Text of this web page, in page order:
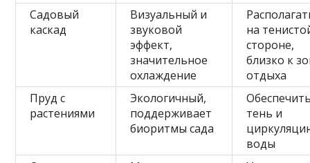
Садовый
каскад
Визуальный и
звуковой
эффект,
значительное
охлаждение
на
стороне,
близко к
отдыха
Пруд с
растениями
Экологичный,
поддерживает
биоритмы сада
тень и
воды